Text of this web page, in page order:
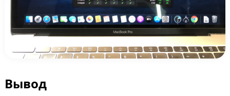
Вывод